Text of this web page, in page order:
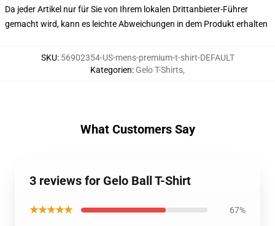
Da jeder Artikel nur für Sie von Ihrem lokalen Drittanbieter-Führer
gemacht wird, kann es leichte Abweichungen in dem Produkt erhalten
SKU: 56902354-US-mens-premium-t-shirt-DEFAULT
Kategorien: Gelo T-Shirts,
What Customers Say
3 reviews for Gelo Ball T-Shirt
★★★★★ 67%